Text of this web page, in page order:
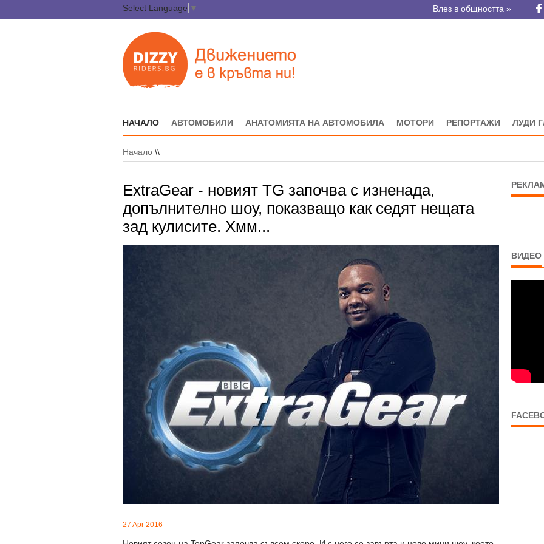
Select Language ▼ Влез в общността »
НАЧАЛО АВТОМОБИЛИ АНАТОМИЯТА НА АВТОМОБИЛА МОТОРИ РЕПОРТАЖИ ЛУДИ
Начало \\
ExtraGear - новият TG започва с изненада,
допълнително шоу, показващо как седят нещата
зад кулисите. Хмм...
27 Apr 2016
ВИДЕО